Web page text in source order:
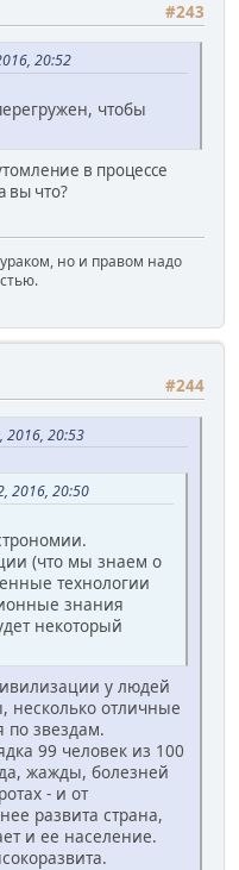
#243
20:52
чтобы
в процессе
вы что?
но и правом надо
#244
20:53
2016, 20:50
(что мы знаем о
технологии
знания
некоторый
у людей
несколько отличные
по звездам.
99 человек из 100
жажды, болезней
- и от
развита страна,
и ее население.